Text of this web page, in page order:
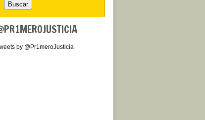
by @Pr1meroJusticia